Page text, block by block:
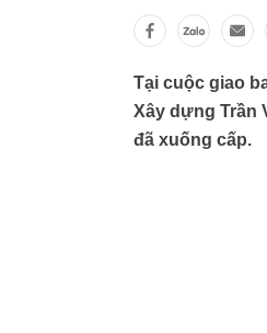
Tại cuộc giao
Xây dựng Trần
đã xuống cấp.